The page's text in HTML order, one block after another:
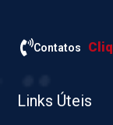
Contatos
Links Úteis